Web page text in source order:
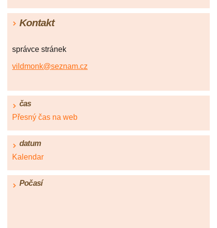
Kontakt
správce stránek
vildmonk@seznam.cz
čas
Přesný čas na web
datum
Kalendar
Počasí